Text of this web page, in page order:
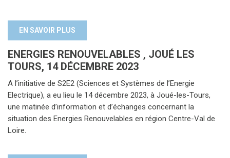
EN SAVOIR PLUS
ENERGIES RENOUVELABLES , JOUÉ LES
TOURS, 14 DÉCEMBRE 2023
A l’initiative de S2E2 (Sciences et Systèmes de l’Energie
Electrique), a eu lieu le 14 décembre 2023, à Joué-les-Tours,
une matinée d’information et d’échanges concernant la
situation des Energies Renouvelables en région Centre-Val de
Loire.